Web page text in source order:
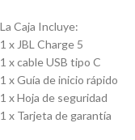
La Caja Incluye:
1 x JBL Charge 5
1 x cable USB tipo C
1 x Guía de inicio rápido
1 x Hoja de seguridad
1 x Tarjeta de garantía